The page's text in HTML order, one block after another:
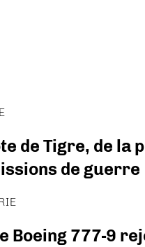
de Tigre, de la
de guerre
Boeing 777-9